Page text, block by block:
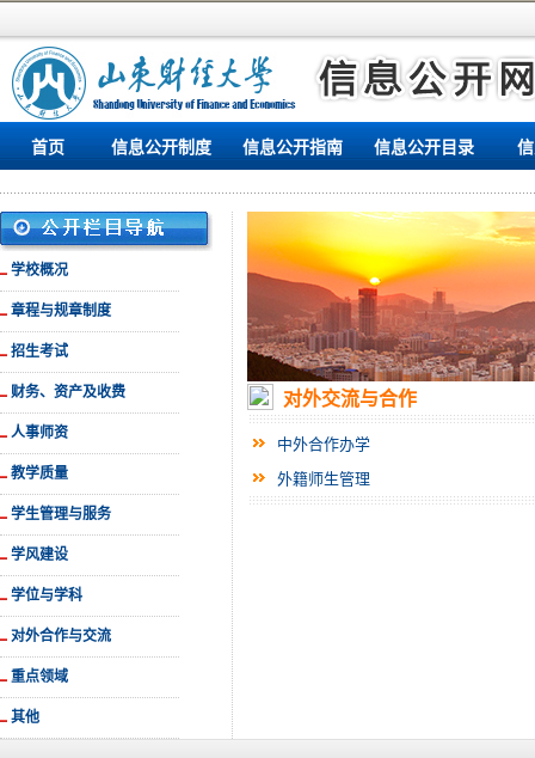
首页 信息公开制度 信息公开指南 信息公开目录
学校概况
章程与规章制度
招生考试
财务、资产及收费
人事师资
教学质量
学生管理与服务
学风建设
学位与学科
对外合作与交流
重点领域
其他
对外交流与合作
中外合作办学
外籍师生管理